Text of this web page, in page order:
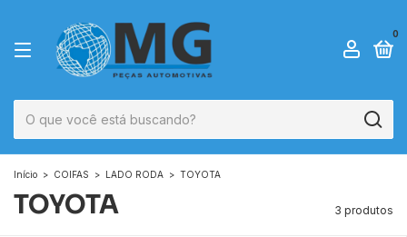
0
Início > COIFAS > LADO RODA > TOYOTA
TOYOTA 3 produtos